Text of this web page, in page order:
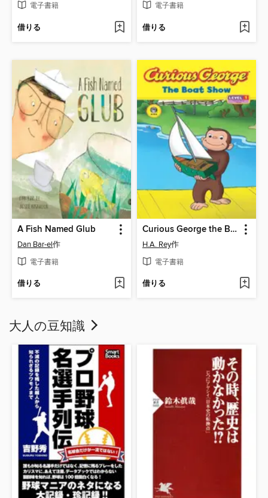
電子書籍
借りる
電子書籍
借りる
A Fish Named Glub
Dan Bar-el作
電子書籍
借りる
Curious George the Boat Show
H.A. Rey作
電子書籍
借りる
大人の豆知識